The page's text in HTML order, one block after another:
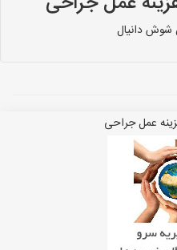
شوش دانیال
عمل جراحی